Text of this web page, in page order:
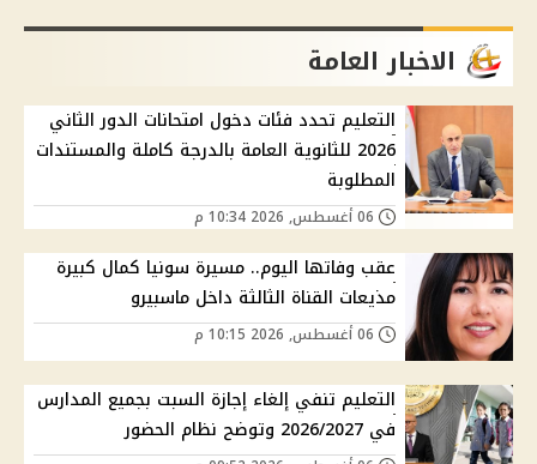
الاخبار العامة
التعليم تحدد فئات دخول امتحانات الدور الثاني
2026 للثانوية العامة بالدرجة كاملة والمستندات
المطلوبة
عقب وفاتها اليوم.. مسيرة سونيا كمال كبيرة
مذيعات القناة الثالثة داخل ماسبيرو
التعليم تنفي إلغاء إجازة السبت بجميع المدارس
في 2026/2027 وتوضح نظام الحضور